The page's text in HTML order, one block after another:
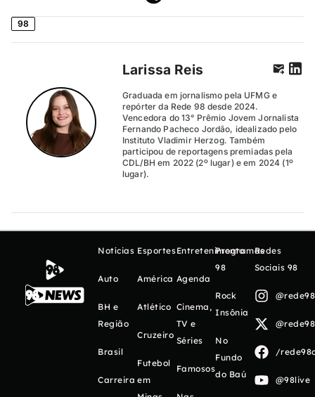
98
Larissa Reis
Graduada em jornalismo pela UFMG e
repórter da Rede 98 desde 2024.
Vencedora do 13° Prêmio Jovem Jornalista
Fernando Pacheco Jordão, idealizado pelo
Instituto Vladimir Herzog. Também
participou de reportagens premiadas pela
CDL/BH em 2022 (2º lugar) e em 2024 (1º
lugar).
Notícias
Auto
BH e
Região
Brasil
Carreira
Esportes
América
Atlético
Cruzeiro
Futebol
em
Entretenimento
Agenda
Cinema,
TV e
Séries
Famosos
Programas
98
Rock
Insônia
No
Fundo
do Baú
Redes
Sociais 98
/
@98live